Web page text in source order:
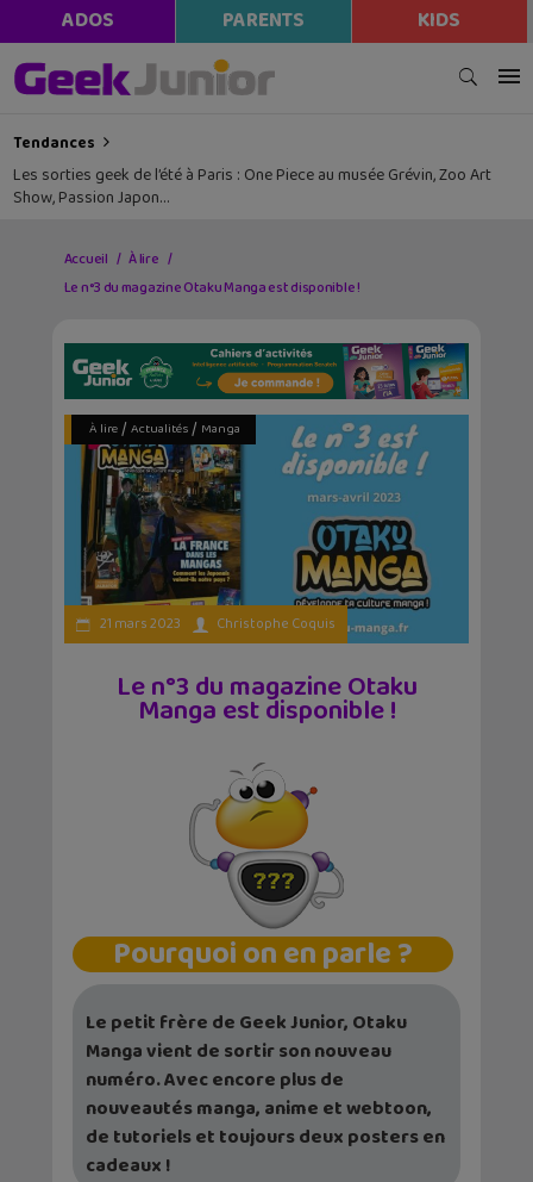
ADOS PARENTS KIDS
Tendances
Les sorties geek de l’été à Paris : One Piece au musée Grévin, Zoo Art
Show, Passion Japon…
Accueil
À lire
Le n°3 du magazine Otaku Manga est disponible !
À lire/ Actualités/ Manga
21 mars 2023 Christophe Coquis
Le n°3 du magazine Otaku
Manga est disponible !
Pourquoi on en parle ?
Le petit frère de Geek Junior, Otaku
Manga vient de sortir son nouveau
numéro. Avec encore plus de
nouveautés manga, anime et webtoon,
de tutoriels et toujours deux posters en
cadeaux !